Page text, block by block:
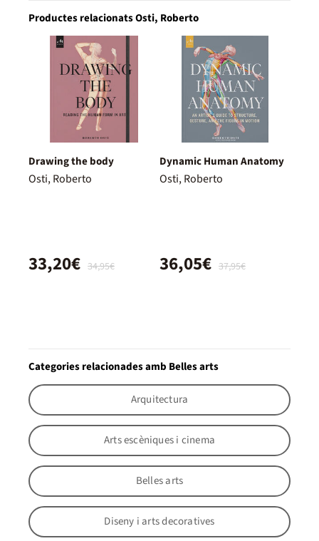
Productes relacionats Osti, Roberto
Drawing the body
Osti, Roberto
34,95€
33,20€
Dynamic Human Anatomy
Osti, Roberto
37,95€
36,05€
Categories relacionades amb Belles arts
Arquitectura
Arts escèniques i cinema
Belles arts
Diseny i arts decoratives